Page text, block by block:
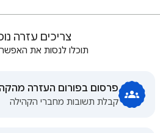
צריכים עזרה
תוכלו לנסות את
פרסום בפורום העזרה
קבלת תשובות מחברי הקהילה